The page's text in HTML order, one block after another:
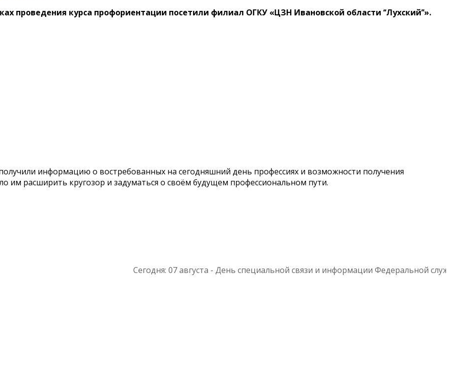
проведения курса профориентации посетили филиал ОГКУ «ЦЗН Ивановской области ‘‘Лухский’’».
информацию о востребованных на сегодняшний день профессиях и возможности получения
им расширить кругозор и задуматься о своём будущем профессиональном пути.
Сегодня: 07 августа - День специальной связи и информации Федеральной службы